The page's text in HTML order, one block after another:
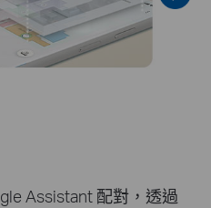
Assistant 配對，透過